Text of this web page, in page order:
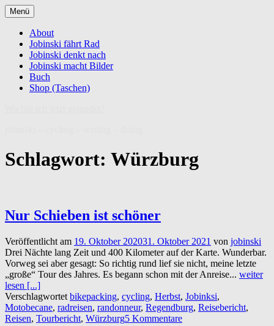
Zum
Inhalt
springen
Menü
About
Jobinski fährt Rad
Jobinski denkt nach
Jobinski macht Bilder
Buch
Shop (Taschen)
Schlagwort: Würzburg
Nur Schieben ist schöner
Veröffentlicht am 19. Oktober 202031. Oktober 2021 von jobinski
Drei Nächte lang Zeit und 400 Kilometer auf der Karte. Wunderbar.
Vorweg sei aber gesagt: So richtig rund lief sie nicht, meine letzte
„große“ Tour des Jahres. Es begann schon mit der Anreise... weiter
lesen [...]
Verschlagwortet bikepacking, cycling, Herbst, Jobinksi,
Motobecane, radreisen, randonneur, Regendburg, Reisebericht,
Reisen, Tourbericht, Würzburg5 Kommentare